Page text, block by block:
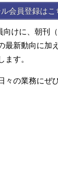
会員登録はこ
けに、朝刊
最新動向に加
す。
の業務にぜ